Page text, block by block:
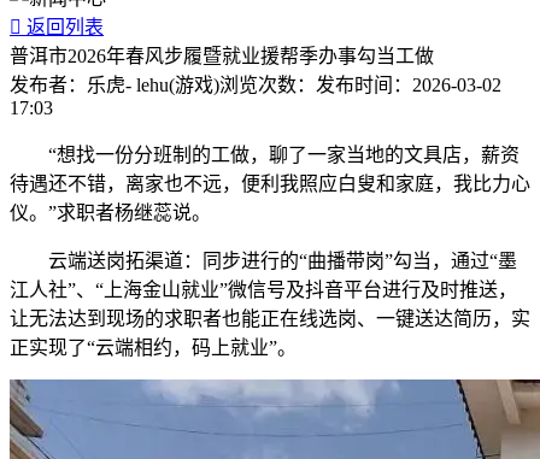
 返回列表
普洱市2026年春风步履暨就业援帮季办事勾当工做
发布者： 乐虎- lehu(游戏)浏览次数： 发布时间： 2026-03-02
17:03
“想找一份分班制的工做，聊了一家当地的文具店，薪资
待遇还不错，离家也不远，便利我照应白叟和家庭，我比力心
仪。”求职者杨继蕊说。
云端送岗拓渠道：同步进行的“曲播带岗”勾当，通过“墨
江人社”、“上海金山就业”微信号及抖音平台进行及时推送，
让无法达到现场的求职者也能正在线选岗、一键送达简历，实
正实现了“云端相约，码上就业”。